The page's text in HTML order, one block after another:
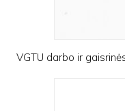
VGTU darbo ir